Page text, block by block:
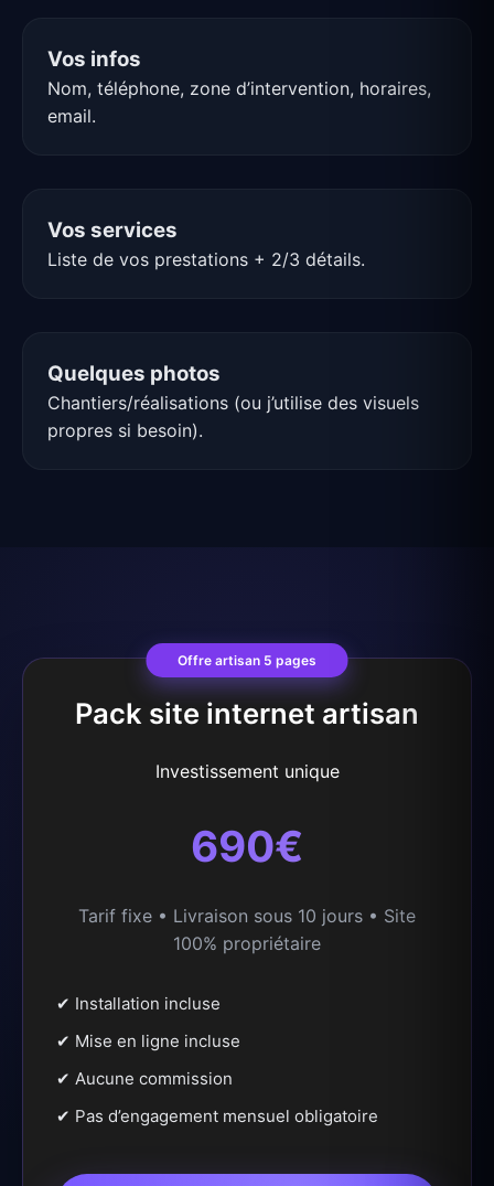
Vos infos
Nom, téléphone, zone d’intervention, horaires,
email.
Vos services
Liste de vos prestations + 2/3 détails.
Quelques photos
Chantiers/réalisations (ou j’utilise des visuels
propres si besoin).
Offre artisan 5 pages
Pack site internet artisan
Investissement unique
690€
Tarif fixe • Livraison sous 10 jours • Site
100% propriétaire
✔ Installation incluse
✔ Mise en ligne incluse
✔ Aucune commission
✔ Pas d’engagement mensuel obligatoire